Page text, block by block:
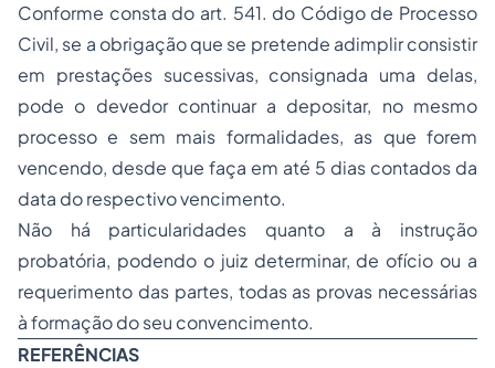
Conforme consta do art. 541. do Código de Processo
Civil, se a obrigação que se pretende adimplir consistir
em prestações sucessivas, consignada uma delas,
pode o devedor continuar a depositar, no mesmo
processo e sem mais formalidades, as que forem
vencendo, desde que faça em até 5 dias contados da
data do respectivo vencimento.
Não há particularidades quanto a à instrução
probatória, podendo o juiz determinar, de ofício ou a
requerimento das partes, todas as provas necessárias
à formação do seu convencimento.
REFERÊNCIAS